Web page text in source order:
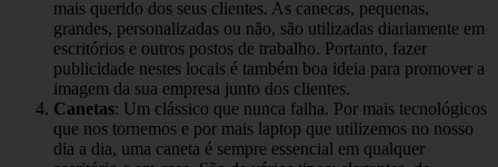
mais querido dos seus clientes. As canecas, pequenas,
grandes, personalizadas ou não, são utilizadas diariamente em
escritórios e outros postos de trabalho. Portanto, fazer
publicidade nestes locais é também boa ideia para promover a
imagem da sua empresa junto dos clientes.
Canetas: Um clássico que nunca falha. Por mais tecnológicos
que nos tornemos e por mais laptop que utilizemos no nosso
dia a dia, uma caneta é sempre essencial em qualquer